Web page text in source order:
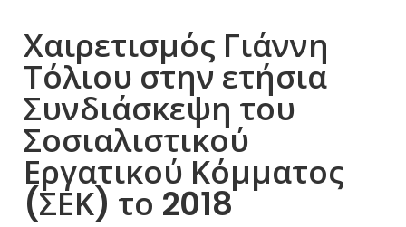
Χαιρετισμός Γιάννη
Τόλιου στην ετήσια
Συνδιάσκεψη του
Σοσιαλιστικού
Εργατικού Κόμματος
(ΣΕΚ) το 2018